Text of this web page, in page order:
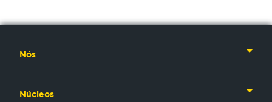
Nós
Núcleos